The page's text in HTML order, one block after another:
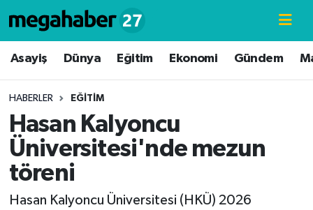
Asayiş Dünya Eğitim Ekonomi Gündem
HABERLER EĞITIM
Hasan Kalyoncu
Üniversitesi'nde mezun
töreni
Hasan Kalyoncu Üniversitesi (HKÜ) 2026
Hava Durumu
Süper Lig Puan Durumu ve Fikstür
Tüm Manşetler
Son Dakika Haberleri